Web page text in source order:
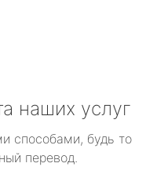
наших услуг
способами, будь то
перевод.